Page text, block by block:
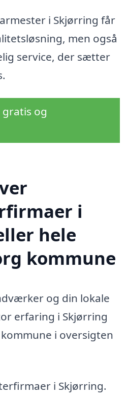
i Skjørring får
men også
service, der sætter
og
i
hele
kommune
og din lokale
erfaring i Skjørring
i oversigten
i Skjørring.